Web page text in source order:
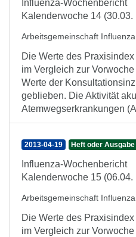
Influenza-Wochenbericht
Kalenderwoche 14
Arbeitsgemeinschaft Influenza
Die Werte des
im Vergleich zur
Werte der
geblieben. Die Aktivität
Atemwegserkrankungen
2013-04-19 Heft oder
Influenza-Wochenbericht
Kalenderwoche 15
Arbeitsgemeinschaft Influenza
Die Werte des
im Vergleich zur